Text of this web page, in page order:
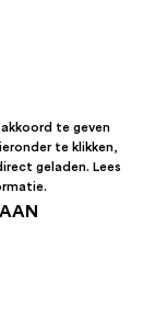
te geven
te klikken,
geladen. Lees